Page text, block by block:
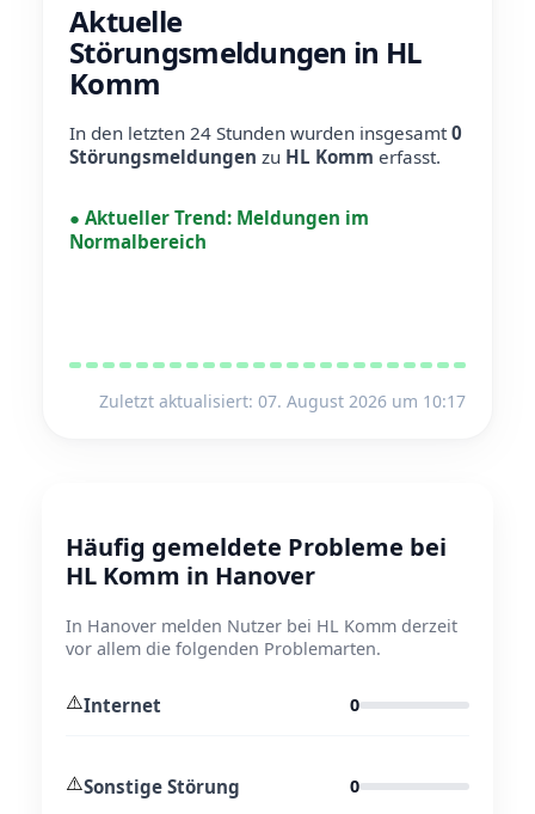
Aktuelle
Störungsmeldungen in HL
Komm
In den letzten 24 Stunden wurden insgesamt0
Störungsmeldungen zu HL Komm erfasst.
● Aktueller Trend: Meldungen im
Normalbereich
Zuletzt aktualisiert: 07. August 2026 um 10:17
Häufig gemeldete Probleme bei
HL Komm in Hanover
In Hanover melden Nutzer bei HL Komm derzeit
vor allem die folgenden Problemarten.
⚠️Internet 0
⚠️Sonstige Störung 0